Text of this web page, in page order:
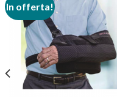
In offerta!